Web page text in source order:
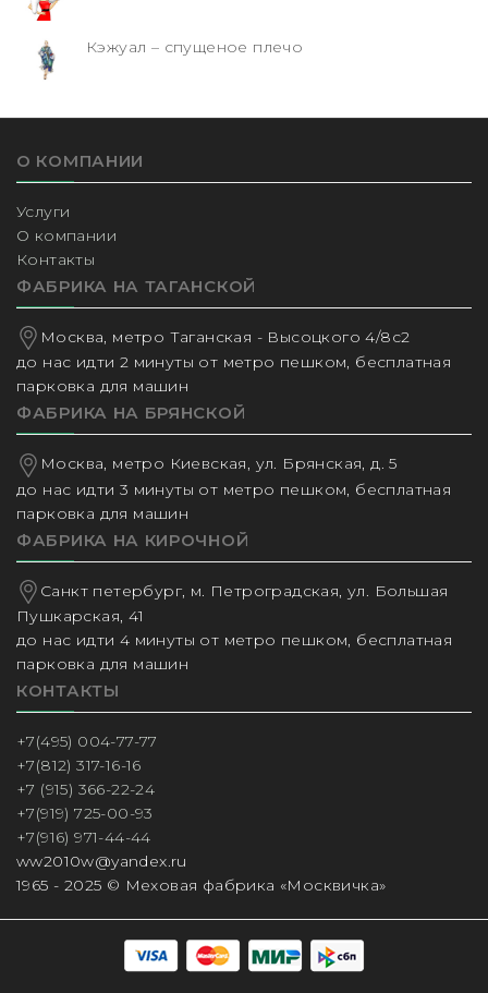
Кэжуал – спущеное плечо
О КОМПАНИИ
Услуги
О компании
Контакты
ФАБРИКА НА ТАГАНСКОЙ
Москва, метро Таганская - Высоцкого 4/8с2
до нас идти 2 минуты от метро пешком, бесплатная
парковка для машин
ФАБРИКА НА БРЯНСКОЙ
Москва, метро Киевская, ул. Брянская, д. 5
до нас идти 3 минуты от метро пешком, бесплатная
парковка для машин
ФАБРИКА НА КИРОЧНОЙ
Санкт петербург, м. Петроградская, ул. Большая
Пушкарская, 41
до нас идти 4 минуты от метро пешком, бесплатная
парковка для машин
КОНТАКТЫ
+7(495) 004-77-77
+7(812) 317-16-16
+7 (915) 366-22-24
+7(919) 725-00-93
+7(916) 971-44-44
ww2010w@yandex.ru
1965 - 2025 © Меховая фабрика «Москвичка»